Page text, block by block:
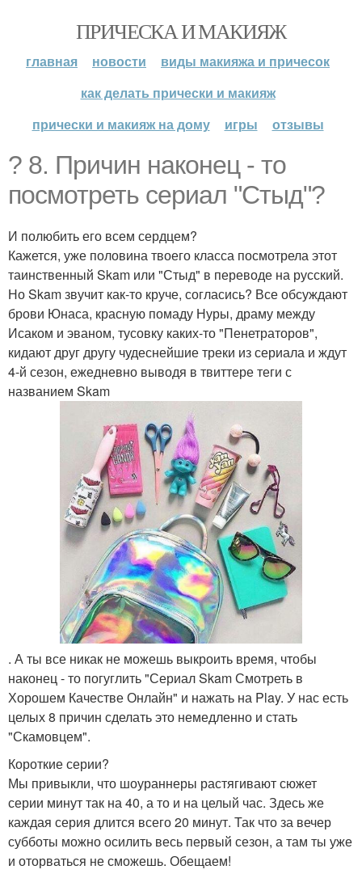
ПРИЧЕСКА И МАКИЯЖ
главная новости
виды макияжа и причесок
как делать прически и макияж
прически и макияж на дому
игры отзывы
? 8. Причин наконец - то
посмотреть сериал "Стыд"?
И полюбить его всем сердцем?
Кажется, уже половина твоего класса посмотрела этот
таинственный Skam или "Стыд" в переводе на русский.
Но Skam звучит как-то круче, согласись? Все обсуждают
брови Юнаса, красную помаду Нуры, драму между
Исаком и эваном, тусовку каких-то "Пенетраторов",
кидают друг другу чудеснейшие треки из сериала и ждут
4-й сезон, ежедневно выводя в твиттере теги с
названием Skam
. А ты все никак не можешь выкроить время, чтобы
наконец - то погуглить "Сериал Skam Смотреть в
Хорошем Качестве Онлайн" и нажать на Play. У нас есть
целых 8 причин сделать это немедленно и стать
"Скамовцем".
Короткие серии?
Мы привыкли, что шоураннеры растягивают сюжет
серии минут так на 40, а то и на целый час. Здесь же
каждая серия длится всего 20 минут. Так что за вечер
субботы можно осилить весь первый сезон, а там ты уже
и оторваться не сможешь. Обещаем!